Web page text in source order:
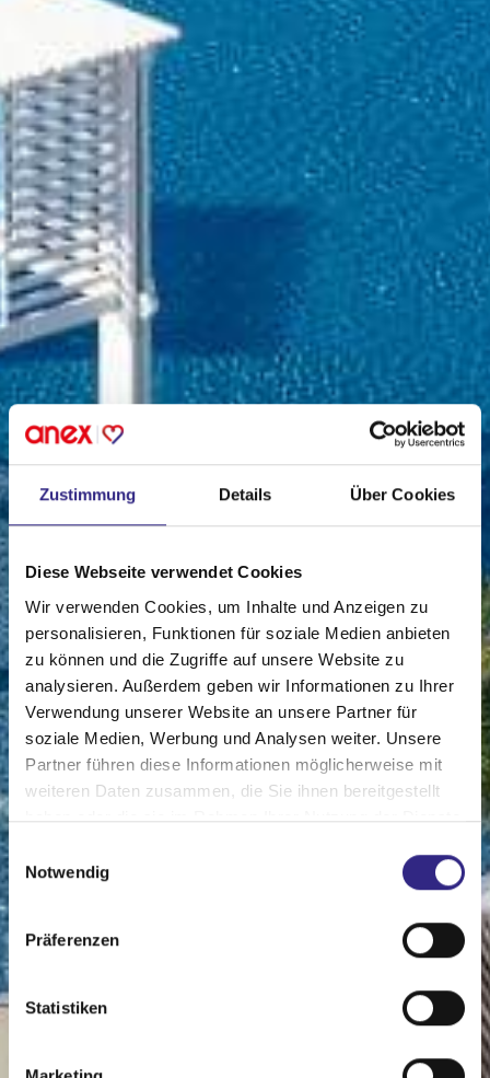
Zustimmung Details Über Cookies
Diese Webseite verwendet Cookies
Wir verwenden Cookies, um Inhalte und Anzeigen zu
personalisieren, Funktionen für soziale Medien anbieten
zu können und die Zugriffe auf unsere Website zu
analysieren. Außerdem geben wir Informationen zu Ihrer
Verwendung unserer Website an unsere Partner für
soziale Medien, Werbung und Analysen weiter. Unsere
Partner führen diese Informationen möglicherweise mit
weiteren Daten zusammen, die Sie ihnen bereitgestellt
haben oder die sie im Rahmen Ihrer Nutzung der Dienste
Einwilligungsauswahl
Notwendig
Präferenzen
Statistiken